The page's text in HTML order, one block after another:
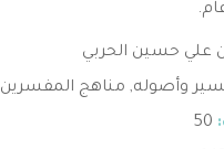
علي حسين الحربي
وأصوله, مناهج المفسرين
50